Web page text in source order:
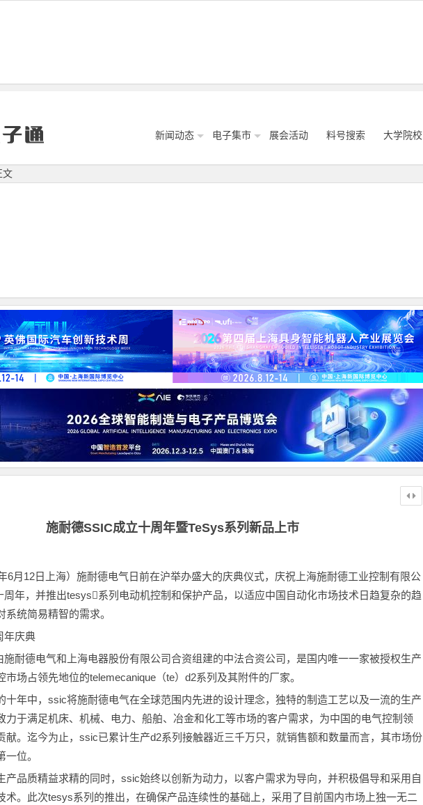
新闻动态 电子集市 展会活动 料号搜索 大学院校
文
施耐德SSIC成立十周年暨TeSys系列新品上市
12日上海）施耐德电气日前在沪举办盛大的庆典仪式，庆祝上海施耐德工业控制有限公
周年，并推出tesys系列电动机控制和保护产品，以适应中国自动化市场技术日趋复杂的趋
统简易精智的需求。
庆典
德电气和上海电器股份有限公司合资组建的中法合资公司，是国内唯一一家被授权生产
市场占领先地位的telemecanique（te）d2系列及其附件的厂家。
年中，ssic将施耐德电气在全球范围内先进的设计理念，独特的制造工艺以及一流的生产
力于满足机床、机械、电力、船舶、冶金和化工等市场的客户需求，为中国的电气控制领
献。迄今为止，ssic已累计生产d2系列接触器近三千万只，就销售额和数量而言，其市场份
位。
品质精益求精的同时，ssic始终以创新为动力，以客户需求为导向，并积极倡导和采用自
术。此次tesys系列的推出，在确保产品连续性的基础上，采用了目前国内市场上独一无二